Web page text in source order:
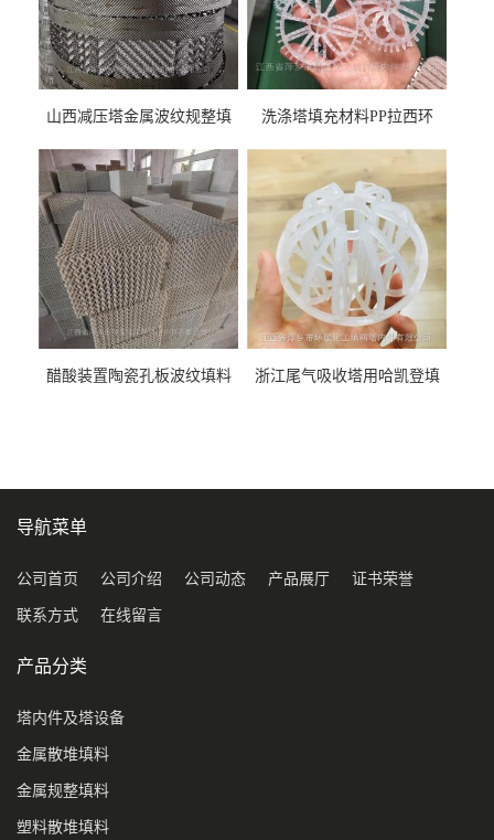
山西减压塔金属波纹规整填
料
洗涤塔填充材料PP拉西环
醋酸装置陶瓷孔板波纹填料
浙江尾气吸收塔用哈凯登填
导航菜单
公司首页 公司介绍 公司动态 产品展厅 证书荣誉
联系方式 在线留言
产品分类
塔内件及塔设备
金属散堆填料
金属规整填料
塑料散堆填料